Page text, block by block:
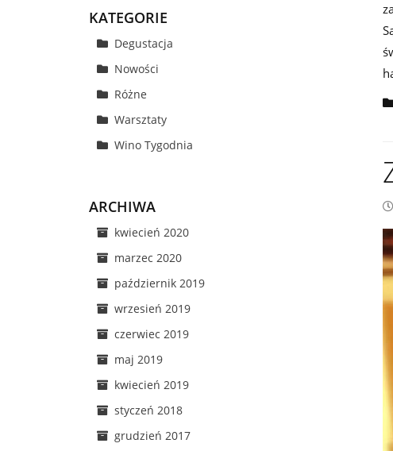
KATEGORIE
Degustacja
Nowości
Różne
Warsztaty
Wino Tygodnia
ARCHIWA
kwiecień 2020
marzec 2020
październik 2019
wrzesień 2019
czerwiec 2019
maj 2019
kwiecień 2019
styczeń 2018
grudzień 2017